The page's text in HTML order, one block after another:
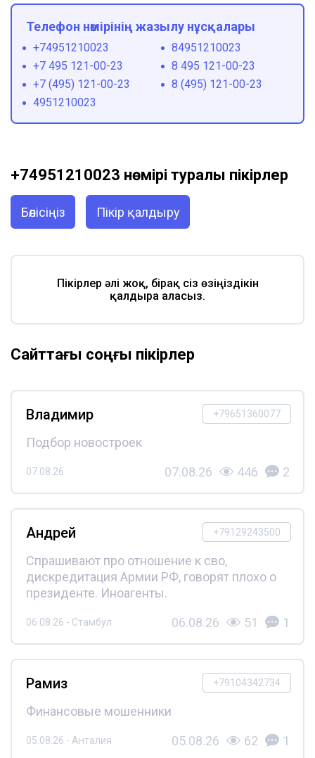
Телефон нөмірінің жазылу нұсқалары
+74951210023
84951210023
+7 495 121-00-23
8 495 121-00-23
+7 (495) 121-00-23
8 (495) 121-00-23
4951210023
+74951210023 нөмірі туралы пікірлер
Бөлісіңіз Пікір қалдыру
Пікірлер әлі жоқ, бірақ сіз өзіңіздікін
қалдыра аласыз.
Сайттағы соңғы пікірлер
+79651360077
Владимир
Подбор новостроек
07.08.26 07.08.26 446 2
+79129243500
Андрей
Спрашивают про отношение к сво,
дискредитация Армии РФ, говорят плохо о
президенте. Иноагенты.
06.08.26 - Стамбул 06.08.26 51 1
+79104342734
Рамиз
Финансовые мошенники
05.08.26 - Анталия 05.08.26 62 1